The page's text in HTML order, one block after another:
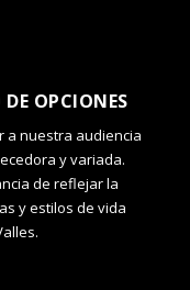
OPCIONES
a nuestra audiencia
y variada.
de reflejar la
y estilos de vida